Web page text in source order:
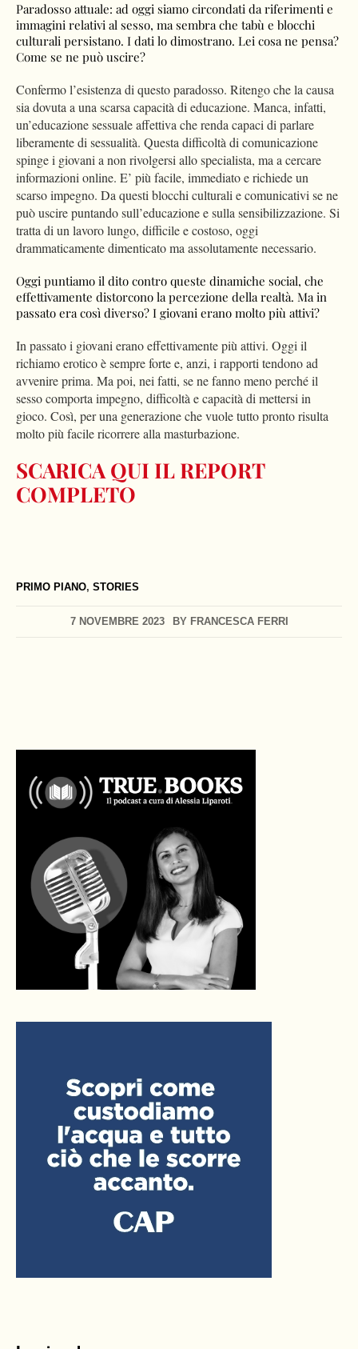
PRIMO PIANO, STORIES
7 NOVEMBRE 2023 BY FRANCESCA FERRI
Paradosso attuale: ad oggi siamo circondati da riferimenti e
immagini relativi al sesso, ma sembra che tabù e blocchi
culturali persistano. I dati lo dimostrano. Lei cosa ne pensa?
Come se ne può uscire?
Confermo l’esistenza di questo paradosso. Ritengo che la causa
sia dovuta a una scarsa capacità di educazione. Manca, infatti,
un’educazione sessuale affettiva che renda capaci di parlare
liberamente di sessualità. Questa difficoltà di comunicazione
spinge i giovani a non rivolgersi allo specialista, ma a cercare
informazioni online. E’ più facile, immediato e richiede un
scarso impegno. Da questi blocchi culturali e comunicativi se ne
può uscire puntando sull’educazione e sulla sensibilizzazione. Si
tratta di un lavoro lungo, difficile e costoso, oggi
drammaticamente dimenticato ma assolutamente necessario.
Oggi puntiamo il dito contro queste dinamiche social, che
effettivamente distorcono la percezione della realtà. Ma in
passato era così diverso? I giovani erano molto più attivi?
In passato i giovani erano effettivamente più attivi. Oggi il
richiamo erotico è sempre forte e, anzi, i rapporti tendono ad
avvenire prima. Ma poi, nei fatti, se ne fanno meno perché il
sesso comporta impegno, difficoltà e capacità di mettersi in
gioco. Così, per una generazione che vuole tutto pronto risulta
molto più facile ricorrere alla masturbazione.
SCARICA QUI IL REPORT
COMPLETO